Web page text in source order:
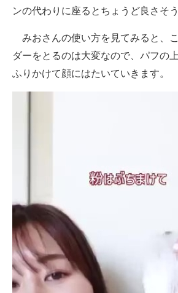
ンの代わりに座るとちょうど良さそ
みおさんの使い方を見てみると、
ダーをとるのは大変なので、パフの
ふりかけて顔にはたいていきます。